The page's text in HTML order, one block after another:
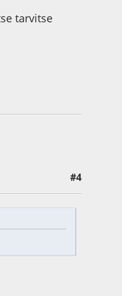
tarvitse
#4